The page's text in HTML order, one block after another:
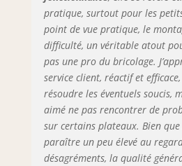
pratique, surtout pour les petits
point de vue pratique, le
difficulté, un véritable atout
pas une pro du bricolage.
service client, réactif et
résoudre les éventuels soucis,
aimé ne pas rencontrer de
sur certains plateaux. Bien
paraître un peu élevé au
désagréments, la qualité